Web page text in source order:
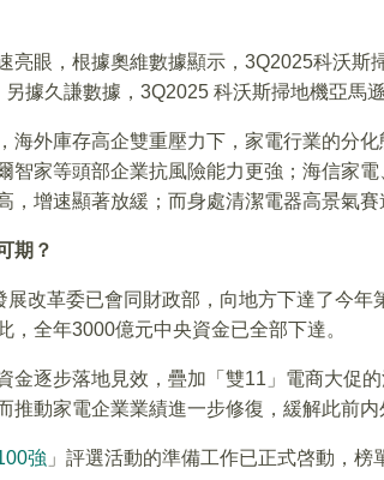
亮眼，根據奧維數據顯示，3Q2025科沃斯
據久謙數據，3Q2025 科沃斯掃地機亞馬
海外庫存高企雙重壓力下，家電行業的分
智家等頭部企業抗風險能力更強；海信家
，增速顯著放緩；而身處清潔電器高景氣賽
期？
改革委已會同財政部，向地方下達了今年
全年3000億元中央資金已全部下達。
金逐步落地見效，疊加「雙11」電商大促
推動家電企業業績進一步修復，緩解此前内
強 」評選活動的準備工作已正式啓動，榜